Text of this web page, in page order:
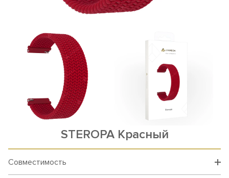
STEROPA Красный
Совместимость